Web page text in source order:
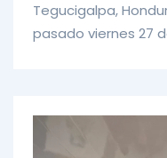
Tegucigalpa,
pasado viernes 27